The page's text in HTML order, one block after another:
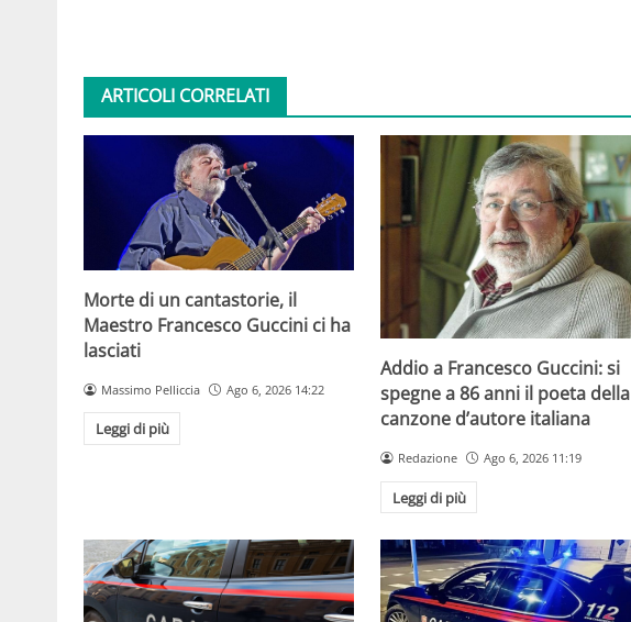
ARTICOLI CORRELATI
Morte di un cantastorie, il
Maestro Francesco Guccini ci ha
lasciati
Massimo Pelliccia Ago 6, 2026 14:22
Leggi di più
Addio a Francesco Guccini: si
spegne a 86 anni il poeta della
canzone d’autore italiana
Redazione Ago 6, 2026 11:19
Leggi di più